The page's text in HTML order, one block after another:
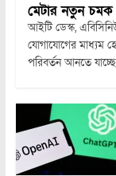
মেটার নতুন চমক
আইটি ডেস্ক,
যোগাযোগের মাধ্যম
পরিবর্তন আনতে